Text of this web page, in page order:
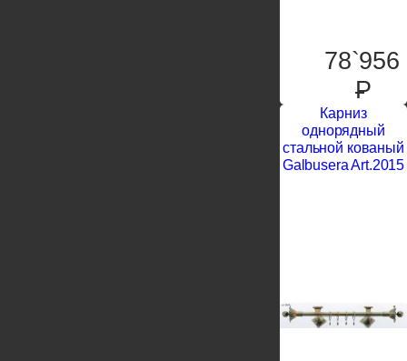
78`956
P
Карниз
однорядный
стальной кованый
Galbusera Art.2015